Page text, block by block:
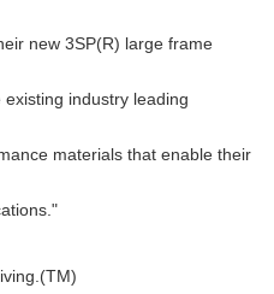
new 3SP(R) large frame
industry leading
materials that enable their